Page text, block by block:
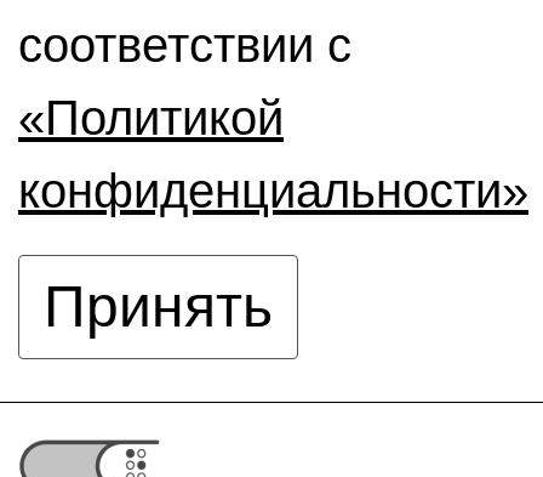
соответствии с
«Политикой
конфиденциальности»
Принять